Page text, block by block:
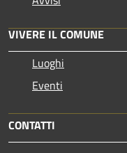
VIVERE IL COMUNE
Luoghi
Eventi
CONTATTI